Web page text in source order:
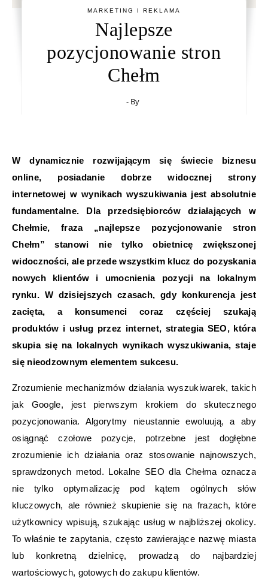
MARKETING I REKLAMA
Najlepsze
pozycjonowanie stron
Chełm
- By
W dynamicznie rozwijającym się świecie biznesu
online, posiadanie dobrze widocznej strony
internetowej w wynikach wyszukiwania jest absolutnie
fundamentalne. Dla przedsiębiorców działających w
Chełmie, fraza „najlepsze pozycjonowanie stron
Chełm” stanowi nie tylko obietnicę zwiększonej
widoczności, ale przede wszystkim klucz do pozyskania
nowych klientów i umocnienia pozycji na lokalnym
rynku. W dzisiejszych czasach, gdy konkurencja jest
zacięta, a konsumenci coraz częściej szukają
produktów i usług przez internet, strategia SEO, która
skupia się na lokalnych wynikach wyszukiwania, staje
się nieodzownym elementem sukcesu.
Zrozumienie mechanizmów działania wyszukiwarek, takich
jak Google, jest pierwszym krokiem do skutecznego
pozycjonowania. Algorytmy nieustannie ewoluują, a aby
osiągnąć czołowe pozycje, potrzebne jest dogłębne
zrozumienie ich działania oraz stosowanie najnowszych,
sprawdzonych metod. Lokalne SEO dla Chełma oznacza
nie tylko optymalizację pod kątem ogólnych słów
kluczowych, ale również skupienie się na frazach, które
użytkownicy wpisują, szukając usług w najbliższej okolicy.
To właśnie te zapytania, często zawierające nazwę miasta
lub konkretną dzielnicę, prowadzą do najbardziej
wartościowych, gotowych do zakupu klientów.